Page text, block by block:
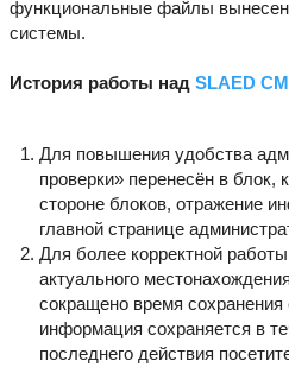
функциональные файлы
системы.
История работы над SLAED
Для повышения удобства
проверки» перенесён в блок,
стороне блоков, отражение
главной странице
Для более корректной
актуального
сокращено время сохранения
информация сохраняется в
последнего действия